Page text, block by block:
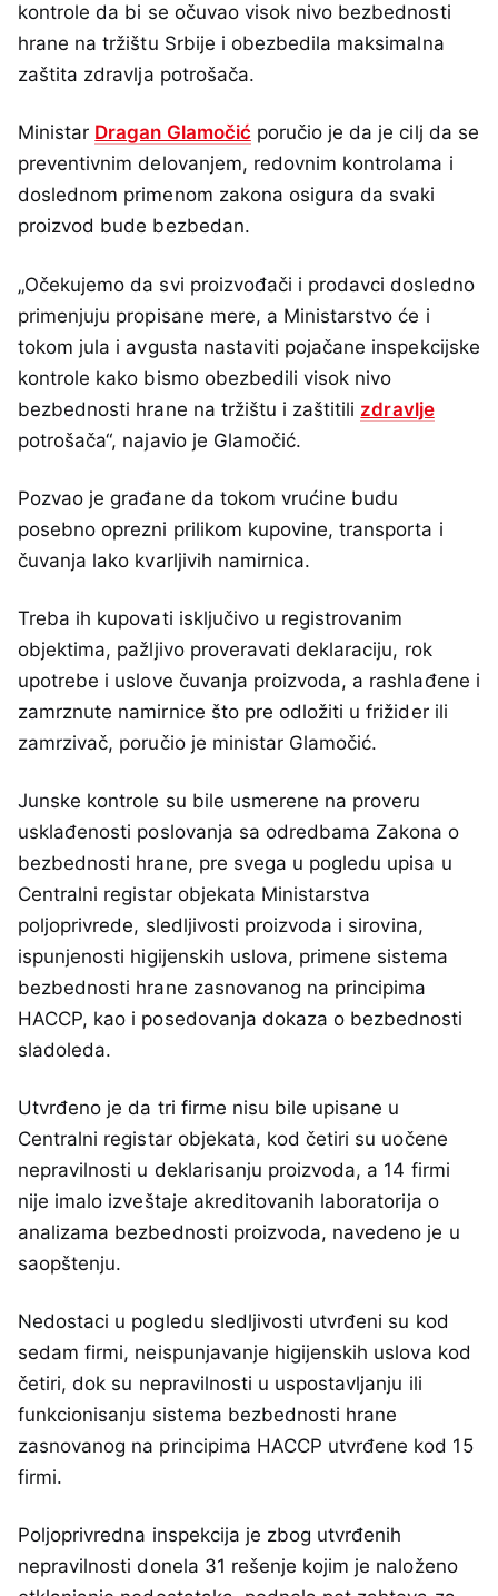
kontrole da bi se očuvao visok nivo bezbednosti
hrane na tržištu Srbije i obezbedila maksimalna
zaštita zdravlja potrošača.
Ministar Dragan Glamočić poručio je da je cilj da se
preventivnim delovanjem, redovnim kontrolama i
doslednom primenom zakona osigura da svaki
proizvod bude bezbedan.
„Očekujemo da svi proizvođači i prodavci dosledno
primenjuju propisane mere, a Ministarstvo će i
tokom jula i avgusta nastaviti pojačane inspekcijske
kontrole kako bismo obezbedili visok nivo
bezbednosti hrane na tržištu i zaštitili zdravlje
potrošača“, najavio je Glamočić.
Pozvao je građane da tokom vrućine budu
posebno oprezni prilikom kupovine, transporta i
čuvanja lako kvarljivih namirnica.
Treba ih kupovati isključivo u registrovanim
objektima, pažljivo proveravati deklaraciju, rok
upotrebe i uslove čuvanja proizvoda, a rashlađene i
zamrznute namirnice što pre odložiti u frižider ili
zamrzivač, poručio je ministar Glamočić.
Junske kontrole su bile usmerene na proveru
usklađenosti poslovanja sa odredbama Zakona o
bezbednosti hrane, pre svega u pogledu upisa u
Centralni registar objekata Ministarstva
poljoprivrede, sledljivosti proizvoda i sirovina,
ispunjenosti higijenskih uslova, primene sistema
bezbednosti hrane zasnovanog na principima
HACCP, kao i posedovanja dokaza o bezbednosti
sladoleda.
Utvrđeno je da tri firme nisu bile upisane u
Centralni registar objekata, kod četiri su uočene
nepravilnosti u deklarisanju proizvoda, a 14 firmi
nije imalo izveštaje akreditovanih laboratorija o
analizama bezbednosti proizvoda, navedeno je u
saopštenju.
Nedostaci u pogledu sledljivosti utvrđeni su kod
sedam firmi, neispunjavanje higijenskih uslova kod
četiri, dok su nepravilnosti u uspostavljanju ili
funkcionisanju sistema bezbednosti hrane
zasnovanog na principima HACCP utvrđene kod 15
firmi.
Poljoprivredna inspekcija je zbog utvrđenih
nepravilnosti donela 31 rešenje kojim je naloženo